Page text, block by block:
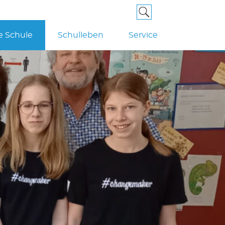
Schule Schulleben Service